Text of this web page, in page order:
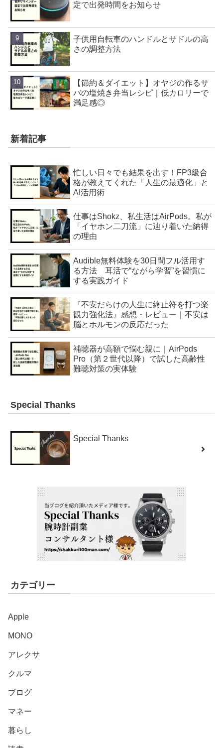
定で出発時間をお知らせ
子供用自転車のハンドルとサドルの高
さの調整方法
【節約＆ダイエット】オヤジの作るサ
バの塩焼き弁当レシピ｜低カロリーで
満足感◎
新着記事
忙しい日々でも結果を出す！FP3級合
格が教えてくれた「人生の最適化」と
AI活用術
仕事はShokz、私生活はAirPods。私が
「イヤホン二刀流」に辿り着いた納得
の理由
Audible無料体験を30日間フル活用す
る方法 耳活で“ながら学習”を習慣に
する実践ガイド
『不安だらけの人生に終止符を打つ楽
観力強化法』感想・レビュー｜不安は
脳とホルモンの反応だった
補聴器が高額で悩む親に｜AirPods
Pro（第２世代以降）で試した高齢性
難聴対策の実体験
Special Thanks
Special Thanks
カテゴリー
Apple
MONO
アレクサ
クルマ
ブログ
マネー
暮らし